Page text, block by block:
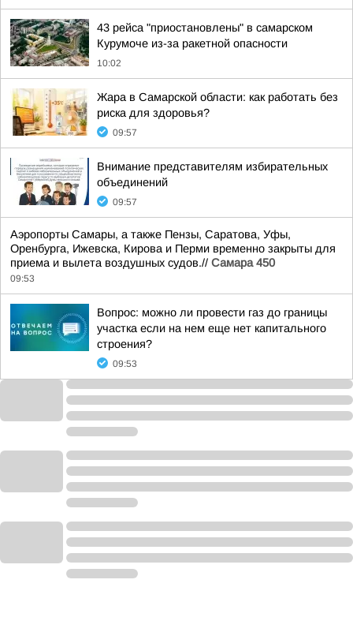
43 рейса "приостановлены" в самарском
Курумоче из-за ракетной опасности
10:02
Жара в Самарской области: как работать без
риска для здоровья?
09:57
Внимание представителям избирательных
объединений
09:57
Аэропорты Самары, а также Пензы, Саратова, Уфы,
Оренбурга, Ижевска, Кирова и Перми временно закрыты для
приема и вылета воздушных судов.// Самара 450
09:53
Вопрос: можно ли провести газ до границы
участка если на нем еще нет капитального
строения?
09:53